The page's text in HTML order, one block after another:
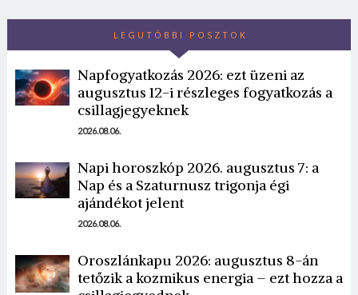
LEGUTÓBBI POSZTOK
Napfogyatkozás 2026: ezt üzeni az
augusztus 12-i részleges fogyatkozás a
csillagjegyeknek
2026.08.06.
Napi horoszkóp 2026. augusztus 7: a
Nap és a Szaturnusz trigonja égi
ajándékot jelent
2026.08.06.
Oroszlánkapu 2026: augusztus 8-án
tetőzik a kozmikus energia – ezt hozza a